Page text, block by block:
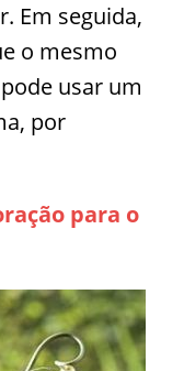
Em seguida,
o mesmo
usar um
por
para o